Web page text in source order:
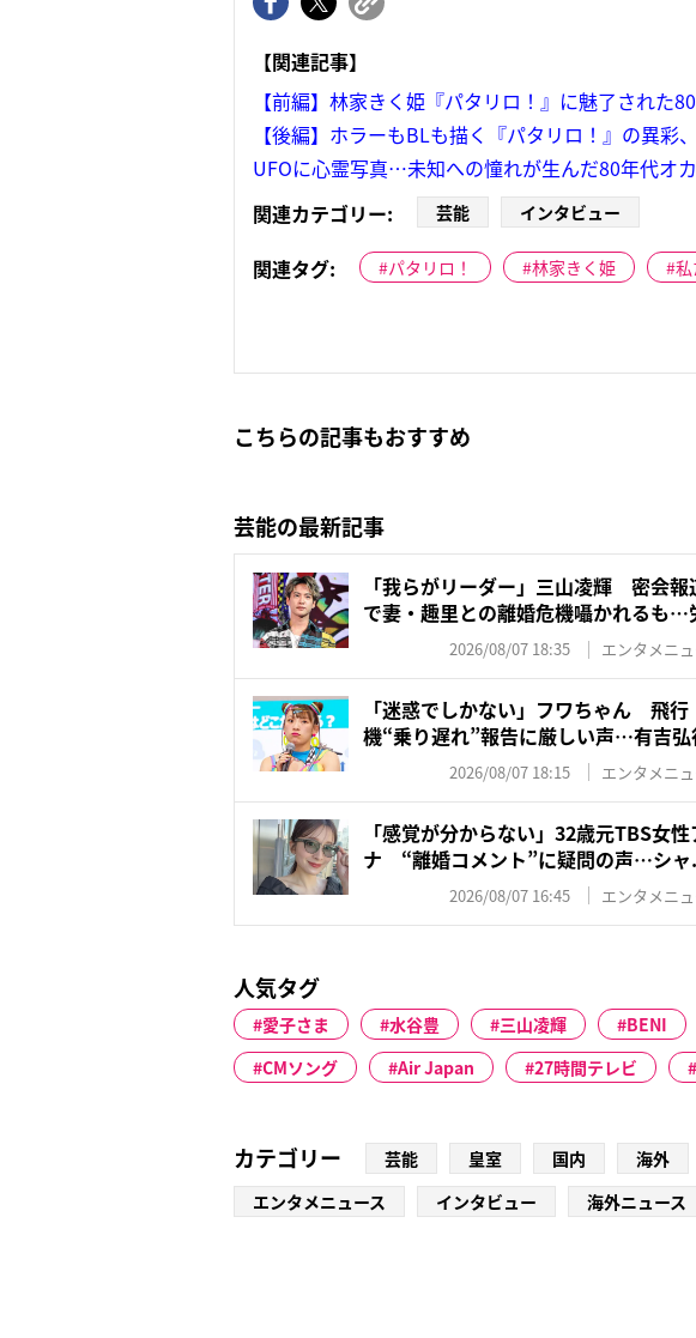
【関連記事】
【前編】林家きく姫『パタリロ！』に魅了された
【後編】ホラーもBLも描く『パタリロ！』の異彩
UFOに心霊写真…未知への憧れが生んだ80年代オ
関連カテゴリー:
芸能 インタビュー
関連タグ: パタリロ！ 林家きく姫
こちらの記事もおすすめ
芸能の最新記事
「我らがリーダー」三山凌輝 密会報
で妻・趣里との離婚危機囁かれるも…
2026/08/07 18:35 エンタメニ
「迷惑でしかない」フワちゃん 飛行
機“乗り遅れ”報告に厳しい声…有吉弘
2026/08/07 18:15 エンタメニ
「感覚が分からない」32歳元TBS女性
ナ “離婚コメント”に疑問の声…シャ
2026/08/07 16:45 エンタメニ
人気タグ
愛子さま 水谷豊 三山凌輝 BENI
CMソング
Air Japan 27時間テレビ
カテゴリー 芸能 皇室 国内 海外
エンタメニュース
インタビュー 海外ニュース